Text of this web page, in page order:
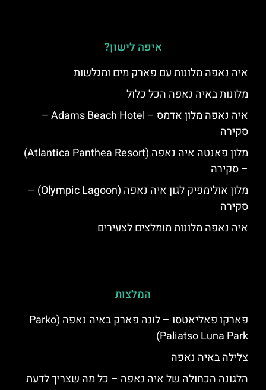
איפה לישון?
איה נאפה מלונות עם פארק מים ומגלשות
מלונות באיה נאפה הכל כלול
איה נאפה מלון אדמס – Adams Beach Hotel –
סקירה
מלון פאנטה איה נאפה (Atlantica Panthea Resort)
– סקירה
מלון אולימפיק לגון איה נאפה (Olympic Lagoon) –
סקירה
איה נאפה מלונות מומלצים לצעירים
המלצות
פארקו פאליאטסו – לונה פארק באיה נאפה (‪Parko
Paliatso Luna Park‬)
צלילה באיה נאפה
הלגונה הכחולה של איה נאפה – כל מה שצריך לדעת